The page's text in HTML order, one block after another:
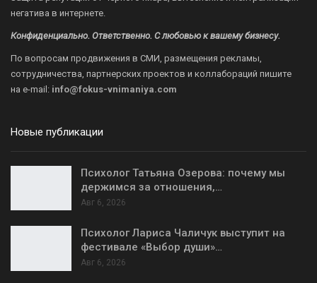
негатива в интернете.
Конфиденциально. Ответственно. С любовью к вашему бизнесу.
По вопросам продвижения в СМИ, размещения рекламы,
сотрудничества, партнерских проектов и коллабораций пишите
на e-mail: info@fokus-vnimaniya.com
Новые публикации
Психолог Татьяна Озерова: почему мы
держимся за отношения,…
Авг 6, 2026
Психолог Лариса Чаличук выступит на
фестивале «Выбор души»…
Авг 6, 2026